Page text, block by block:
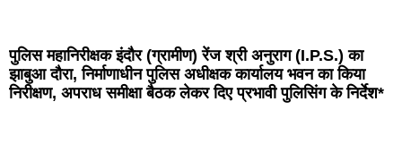
पुलिस महानिरीक्षक इंदौर (ग्रामीण) रेंज श्री अनुराग (I.P.S.) का
झाबुआ दौरा, निर्माणाधीन पुलिस अधीक्षक कार्यालय भवन का किया
निरीक्षण, अपराध समीक्षा बैठक लेकर दिए प्रभावी पुलिसिंग के निर्देश*